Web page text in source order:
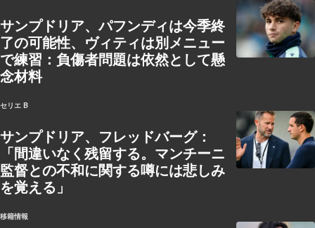
サンプドリア、パフンディは今季終
了の可能性、ヴィティは別メニュー
で練習：負傷者問題は依然として懸
念材料
セリエ B
サンプドリア、フレッドバーグ：
「間違いなく残留する。マンチーニ
監督との不和に関する噂には悲しみ
を覚える」
移籍情報